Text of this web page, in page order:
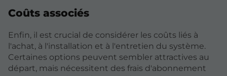
Coûts associés
Enfin, il est crucial de considérer les coûts liés à
l'achat, à l'installation et à l'entretien du système.
Certaines options peuvent sembler attractives au
départ, mais nécessitent des frais d'abonnement